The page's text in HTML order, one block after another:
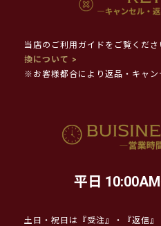
当店のご利用ガイドをご覧くだ
換について >
※お客様都合により返品・キャン
平日
土日・祝日は『受注』・『返信